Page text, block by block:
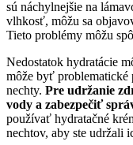
sú náchylnejšie na
vlhkosť, môžu sa
Tieto problémy môžu
Nedostatok hydratácie
môže byť problematické
nechty. Pre udržanie
vody a zabezpečiť
používať hydratačné
nechtov, aby ste udržali